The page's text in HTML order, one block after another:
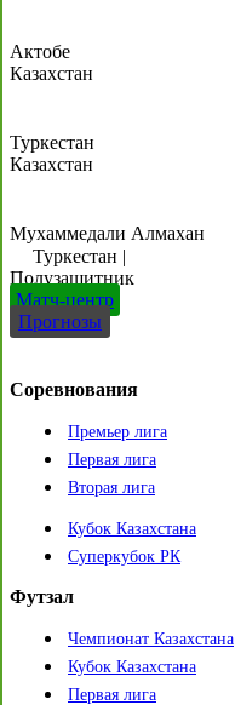
Актобе
Казахстан
Туркестан
Казахстан
Мухаммедали Алмахан
Туркестан |
Полузащитник
Матч-центр
Прогнозы
Соревнования
Премьер лига
Первая лига
Вторая лига
Кубок Казахстана
Суперкубок РК
Футзал
Чемпионат Казахстана
Кубок Казахстана
Первая лига